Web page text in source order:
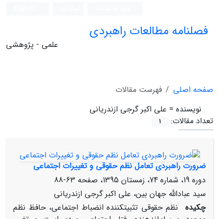
فصلنامه مطالعات راهبردی
علمی - پژوهشی
صفحه اصلی
فهرست مقالات
نویسنده = علی اکبر گرجی ازندریانی
تعداد مقالات:
1
ضرورت راهبردی تعامل نظم حقوقی و تغییرات اجتماعی
دوره 19، شماره 74، زمستان 1395، صفحه
63-88
سید عبادالله جهان بین، علی اکبر گرجی ازندریانی
چکیده
نظم حقوقی تثبیت‏کننده انضباط اجتماعی، حافظ نظم